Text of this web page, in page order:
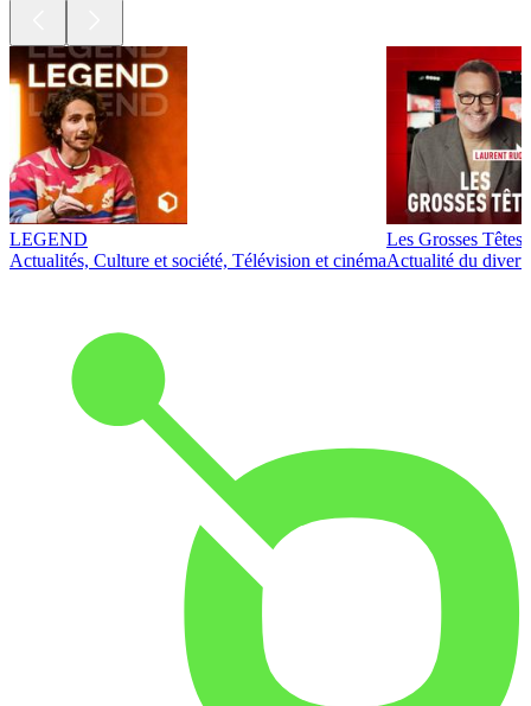
LEGEND
Actualités, Culture et société, Télévision et cinéma
Les Grosses Têtes
Actualité du